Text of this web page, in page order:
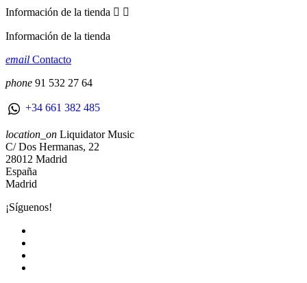
Información de la tienda  
Información de la tienda
email Contacto
phone 91 532 27 64
+34 661 382 485
location_on Liquidator Music
C/ Dos Hermanas, 22
28012 Madrid
España
Madrid
¡Síguenos!